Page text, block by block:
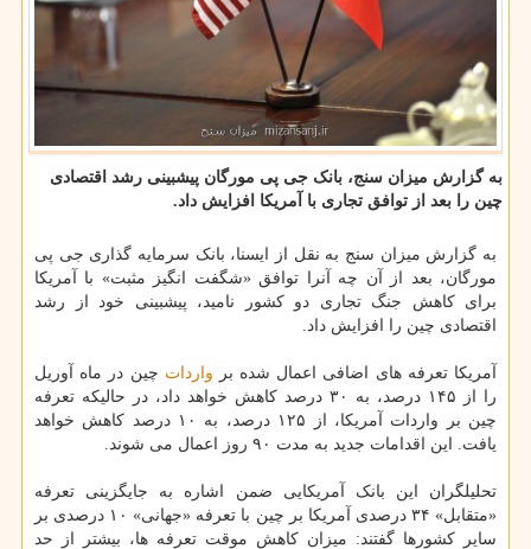
به گزارش میزان سنج، بانک جی پی مورگان پیشبینی رشد اقتصادی
چین را بعد از توافق تجاری با آمریکا افزایش داد.
به گزارش میزان سنج به نقل از ایسنا، بانک سرمایه گذاری جی پی
مورگان، بعد از آن چه آنرا توافق «شگفت انگیز مثبت» با آمریکا
برای کاهش جنگ تجاری دو کشور نامید، پیشبینی خود از رشد
اقتصادی چین را افزایش داد.
آمریکا تعرفه های اضافی اعمال شده بر واردات چین در ماه آوریل
را از ۱۴۵ درصد، به ۳۰ درصد کاهش خواهد داد، در حالیکه تعرفه
چین بر واردات آمریکا، از ۱۲۵ درصد، به ۱۰ درصد کاهش خواهد
یافت. این اقدامات جدید به مدت ۹۰ روز اعمال می شوند.
تحلیلگران این بانک آمریکایی ضمن اشاره به جایگزینی تعرفه
«متقابل» ۳۴ درصدی آمریکا بر چین با تعرفه «جهانی» ۱۰ درصدی بر
سایر کشورها گفتند: میزان کاهش موقت تعرفه ها، بیشتر از حد